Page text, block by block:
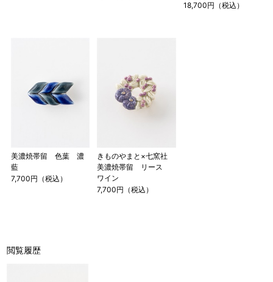
18,700円（税込）
美濃焼帯留 色葉 濃
藍
7,700円（税込）
きものやまと×七窯社
美濃焼帯留 リース
ワイン
7,700円（税込）
閲覧履歴